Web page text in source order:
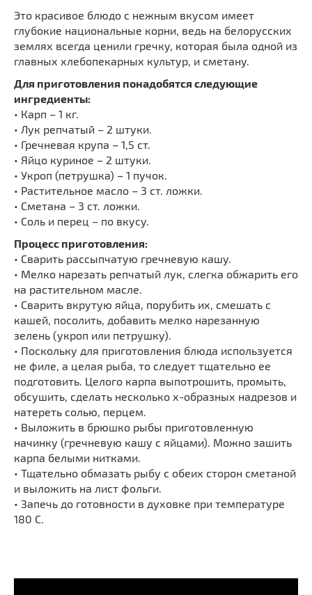
Это красивое блюдо с нежным вкусом имеет
глубокие национальные корни, ведь на белорусских
землях всегда ценили гречку, которая была одной из
главных хлебопекарных культур, и сметану.
Для приготовления понадобятся следующие
ингредиенты:
• Карп – 1 кг.
• Лук репчатый – 2 штуки.
• Гречневая крупа – 1,5 ст.
• Яйцо куриное – 2 штуки.
• Укроп (петрушка) – 1 пучок.
• Растительное масло – 3 ст. ложки.
• Сметана – 3 ст. ложки.
• Соль и перец – по вкусу.
Процесс приготовления:
• Сварить рассыпчатую гречневую кашу.
• Мелко нарезать репчатый лук, слегка обжарить его
на растительном масле.
• Сварить вкрутую яйца, порубить их, смешать с
кашей, посолить, добавить мелко нарезанную
зелень (укроп или петрушку).
• Поскольку для приготовления блюда используется
не филе, а целая рыба, то следует тщательно ее
подготовить. Целого карпа выпотрошить, промыть,
обсушить, сделать несколько х-образных надрезов и
натереть солью, перцем.
• Выложить в брюшко рыбы приготовленную
начинку (гречневую кашу с яйцами). Можно зашить
карпа белыми нитками.
• Тщательно обмазать рыбу с обеих сторон сметаной
и выложить на лист фольги.
• Запечь до готовности в духовке при температуре
180 С.